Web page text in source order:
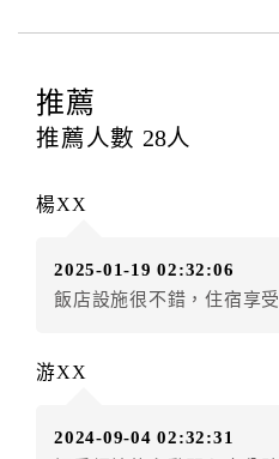
四、訂單異動
提出申辦不得異動訂單。
每筆訂單異動限定
辦理取消退款。
房者應補足差額。（限原訂飯
房者不得要求退其差額。（
額3個月
．訂房者使用「保留住宿金
推薦
推薦人數 28人
楊XX
2025-01-19 02:32:06
飯店設施很不錯，住宿享受
游XX
2024-09-04 02:32:31